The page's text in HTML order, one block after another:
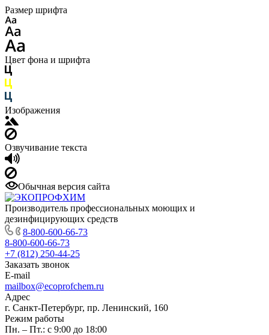
Размер шрифта
Цвет фона и шрифта
Изображения
Озвучивание текста
Обычная версия сайта
Производитель профессиональных моющих и
дезинфицирующих средств
8-800-600-66-73
8-800-600-66-73
+7 (812) 250-44-25
Заказать звонок
E-mail
mailbox@ecoprofchem.ru
Адрес
г. Санкт-Петербург, пр. Ленинский, 160
Режим работы
Пн. – Пт.: с 9:00 до 18:00